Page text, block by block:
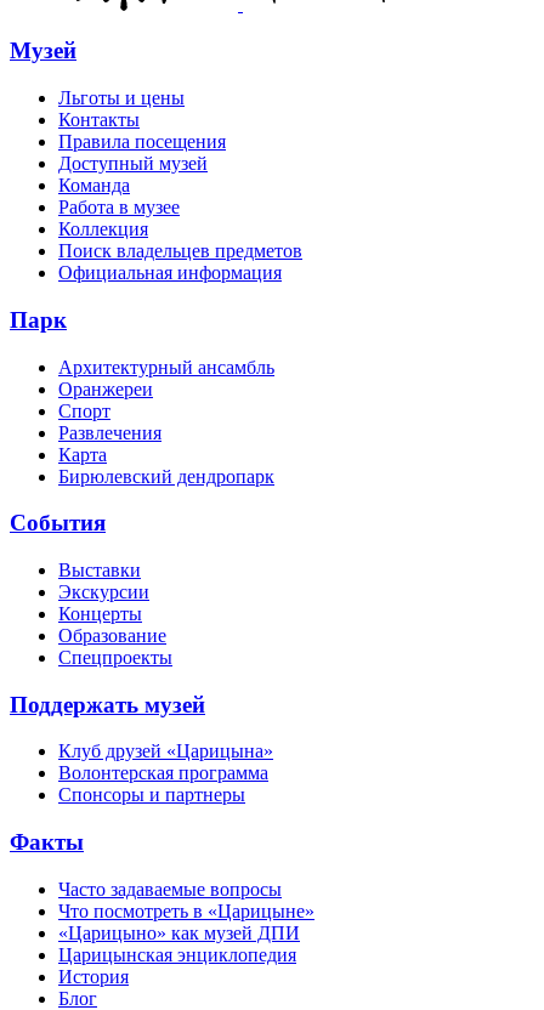
Музей
Льготы и цены
Контакты
Правила посещения
Доступный музей
Команда
Работа в музее
Коллекция
Поиск владельцев предметов
Официальная информация
Парк
Архитектурный ансамбль
Оранжереи
Спорт
Развлечения
Карта
Бирюлевский дендропарк
События
Выставки
Экскурсии
Концерты
Образование
Спецпроекты
Поддержать музей
Клуб друзей «Царицына»
Волонтерская программа
Спонсоры и партнеры
Факты
Часто задаваемые вопросы
Что посмотреть в «Царицыне»
«Царицыно» как музей ДПИ
Царицынская энциклопедия
История
Блог